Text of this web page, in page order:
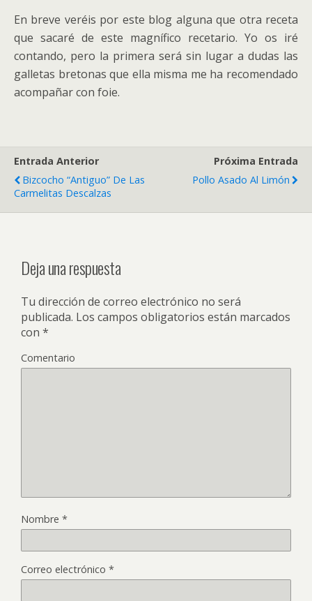
En breve veréis por este blog alguna que otra receta
que sacaré de este magnífico recetario. Yo os iré
contando, pero la primera será sin lugar a dudas las
galletas bretonas que ella misma me ha recomendado
acompañar con foie.
Entrada Anterior
Bizcocho “antiguo” De Las
Carmelitas Descalzas
Próxima Entrada
Pollo Asado Al Limón
Deja una respuesta
Tu dirección de correo electrónico no será
publicada. Los campos obligatorios están marcados
con *
Comentario
Nombre *
Correo electrónico *